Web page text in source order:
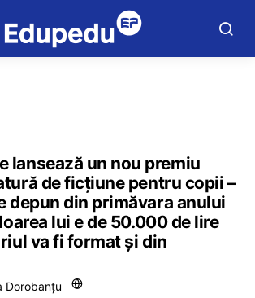
lansează un nou premiu
de ficțiune pentru copii –
depun din primăvara anului
lui e de 50.000 de lire
va fi format și din
Dorobanțu